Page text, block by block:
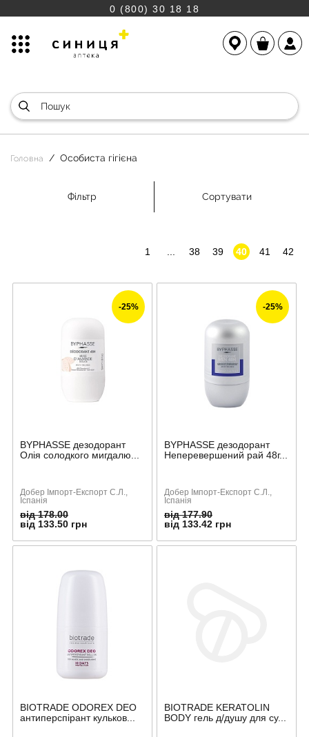
0 (800) 30 18 18
Головна Особиста гігієна
Фільтр Сортувати
1 38 39 40 41 42
-25%
BYPHASSE дезодорант
Олія солодкого мигдалю...
Добер Імпорт-Експорт С.Л.,
Іспанія
від 178.00
від 133.50 грн
-25%
BYPHASSE дезодорант
Неперевершений рай 48г...
Добер Імпорт-Експорт С.Л.,
Іспанія
від 177.90
від 133.42 грн
BIOTRADE ODOREX DEO
антиперспірант кульков...
BIOTRADE KERATOLIN
BODY гель д/душу для су...